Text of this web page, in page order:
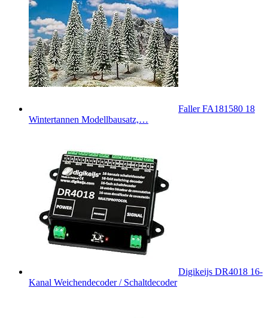
Faller FA181580 18
Wintertannen Modellbausatz,…
Digikeijs DR4018 16-
Kanal Weichendecoder / Schaltdecoder